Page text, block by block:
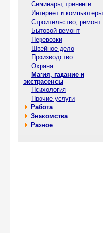
Семинары, тренинги
Интернет и компьютеры
Строительство, ремонт
Бытовой ремонт
Перевозки
Швейное дело
Производство
Охрана
Магия, гадание и
экстрасенсы
Психология
Прочие услуги
Работа
Знакомства
Разное